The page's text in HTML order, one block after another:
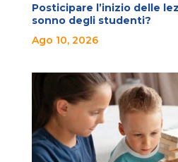
Posticipare l’inizio delle
sonno degli studenti?
Ago 10, 2026